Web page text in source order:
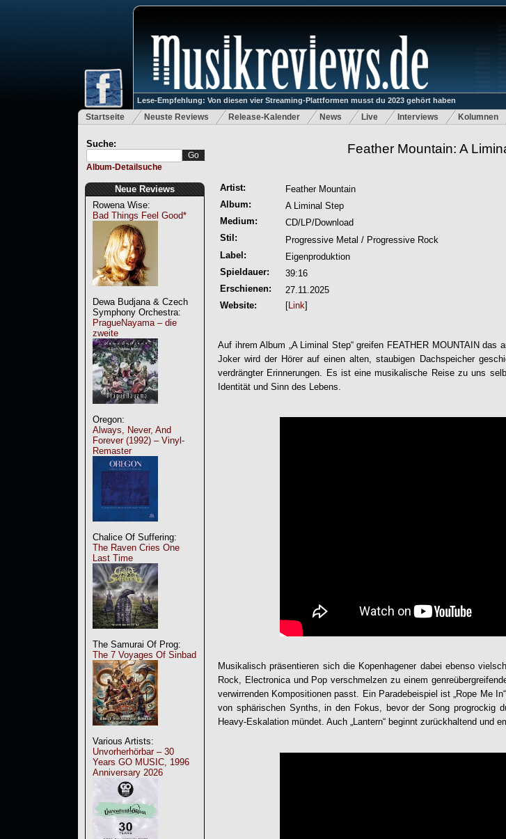
Lese-Empfehlung: Von diesen vier Streaming-Plattformen musst du 2023 gehört haben
Startseite Neuste Reviews Release-Kalender News Live Interviews Kolumnen
Suche:
Album-Detailsuche
Neue Reviews
Rowena Wise:
Bad Things Feel Good*
Dewa Budjana & Czech
Symphony Orchestra:
PragueNayama – die
zweite
Oregon:
Always, Never, And
Forever (1992) – Vinyl-
Remaster
Chalice Of Suffering:
The Raven Cries One
Last Time
The Samurai Of Prog:
The 7 Voyages Of Sinbad
Various Artists:
Unvorherhörbar – 30
Years GO MUSIC, 1996
Anniversary 2026
Feather Mountain: A
Artist:
Feather Mountain
Album:
A Liminal Step
Medium:
CD/LP/Download
Stil:
Progressive Metal / Progressive Rock
Label:
Eigenproduktion
Spieldauer:
39:16
Erschienen:
27.11.2025
Website:
[Link]
Auf ihrem Album „ A Liminal Step“ greifen FEATHER MOUNTAINdas
Joker wird der Hörer auf einen alten, staubigen Dachspeicher
verdrängter Erinnerungen. Es ist eine musikalische Reise zu uns
Identität und Sinn des Lebens.
Musikalisch präsentieren sich die Kopenhagener dabei ebenso
Rock, Electronica und Pop verschmelzen zu einem
verwirrenden Kompositionen passt. Ein Paradebeispiel ist „Rope Me
von sphärischen Synths, in den Fokus, bevor der Song progrockig
Heavy-Eskalation mündet. Auch „Lantern“ beginnt zurückhaltend und